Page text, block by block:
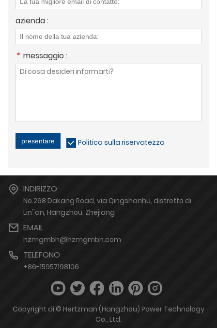
azienda :
* messaggio :
presentare Politica sulla riservatezza
INDIRIZZO
No.268 Dakang Road, via Qingshanhu, distretto di
Lin''an, Hangzhou, Zhejiang
EMAIL
hzmgmbh@hzmgmbh.com
TELEFONO
+86-15957198106
Copyright di © Hertzman (Hangzhou) Power Technology
Co., Ltd.